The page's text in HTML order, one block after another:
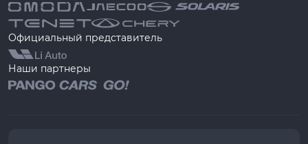
Официальный представитель
Наши партнеры